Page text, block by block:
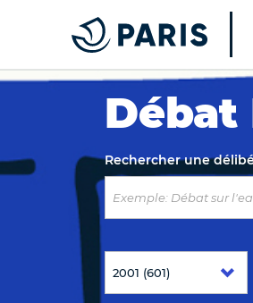
Top of the
Débat
Rechercher une